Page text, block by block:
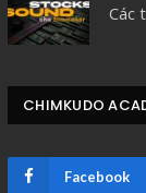
Các
CHIMKUDO
Facebook